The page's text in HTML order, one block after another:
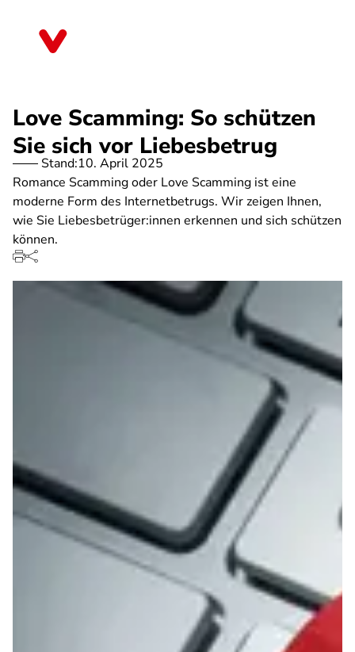
Love Scamming: So schützen
Sie sich vor Liebesbetrug
Stand:10. April 2025
Romance Scamming oder Love Scamming ist eine
moderne Form des Internetbetrugs. Wir zeigen Ihnen,
wie Sie Liebesbetrüger:innen erkennen und sich schützen
können.